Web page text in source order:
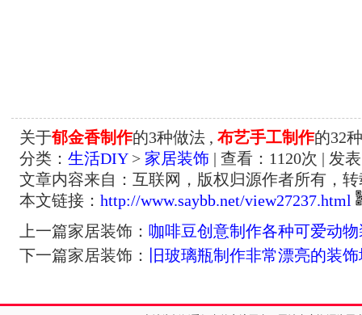
关于郁金香制作的3种做法 , 布艺手工制作的32
分类： 生活DIY> 家居装饰 | 查看： 1120次 | 发
文章内容来自：互联网，版权归源作者所有，
本文链接： http://www.saybb.net/view27237.html
上一篇家居装饰： 咖啡豆创意制作各种可爱动
下一篇家居装饰：
旧玻璃瓶制作非常漂亮的装